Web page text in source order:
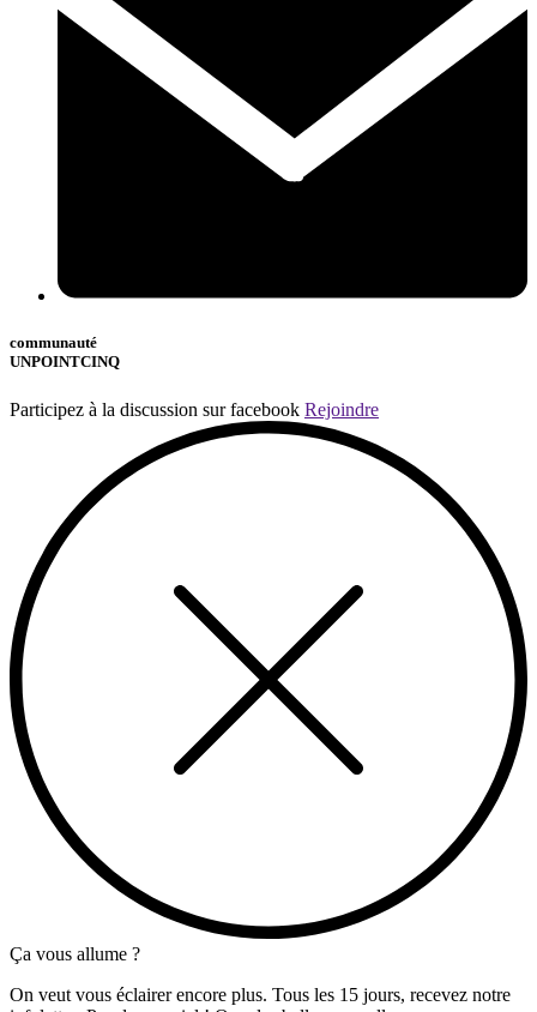
communauté
UNPOINTCINQ
Participez à la discussion sur facebook Rejoindre
Ça vous allume ?
On veut vous éclairer encore plus. Tous les 15 jours, recevez notre